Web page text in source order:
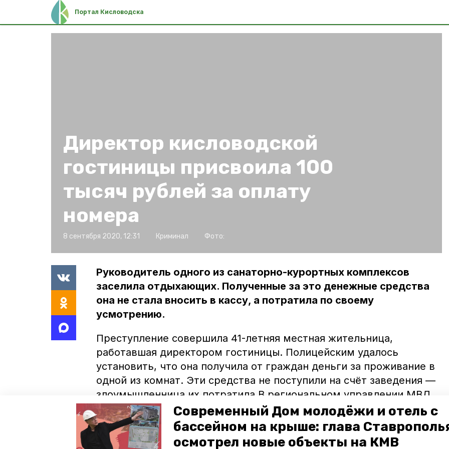
Современный Дом молодёжи и отель с
бассейном на крыше: глава
осмотрел новые объекты на КМВ
Портал Кисловодска
Директор кисловодской
гостиницы присвоила 100
тысяч рублей за оплату
номера
8 сентября 2020, 12:31 Криминал Фото:
Руководитель одного из санаторно-курортных комплексов
заселила отдыхающих. Полученные за это денежные средства
она не стала вносить в кассу, а потратила по своему
усмотрению.
Преступление совершила 41-летняя местная жительница,
работавшая директором гостиницы. Полицейским удалось
установить, что она получила от граждан деньги за проживание в
одной из комнат. Эти средства не поступили на счёт заведения —
злоумышленница их потратила.В региональном управлении МВД
сообщили, что ущерб от действий гражданки оценивается
приблизительно в 100 тысяч рублей. В отношении руководителя
гостиницы было возбуждено уголовное дело по статье о